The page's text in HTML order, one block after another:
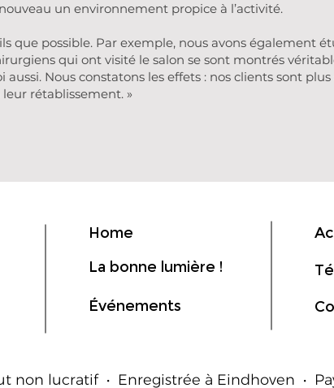
un environnement propice à l’activité.
que possible. Par exemple, nous avons également
qui ont visité le salon se sont montrés
Nous constatons les effets : nos clients sont
rétablissement. »
Home
La bonne lumière !
Événements
non lucratif • Enregistrée à Eindhoven •